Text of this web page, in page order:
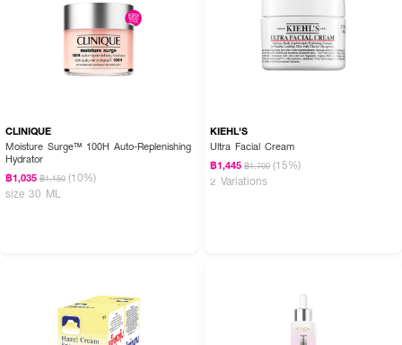
CLINIQUE
Moisture Surge™ 100H Auto-Replenishing
Hydrator
฿1,035 ฿1,150 (10%)
size 30 ML
KIEHL'S
Ultra Facial Cream
฿1,445 ฿1,700 (15%)
2 Variations